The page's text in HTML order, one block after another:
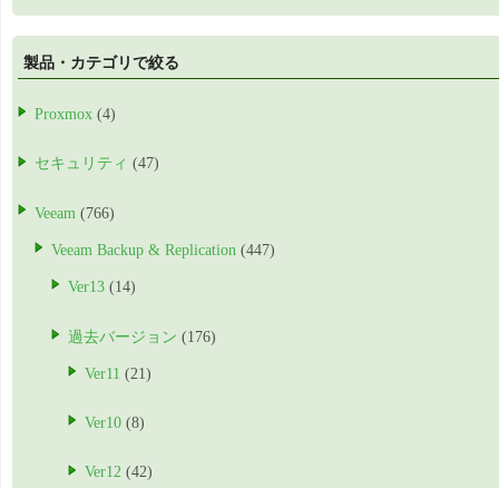
製品・カテゴリで絞る
Proxmox (4)
セキュリティ (47)
Veeam (766)
Veeam Backup & Replication (447)
Ver13 (14)
過去バージョン (176)
Ver11 (21)
Ver10 (8)
Ver12 (42)